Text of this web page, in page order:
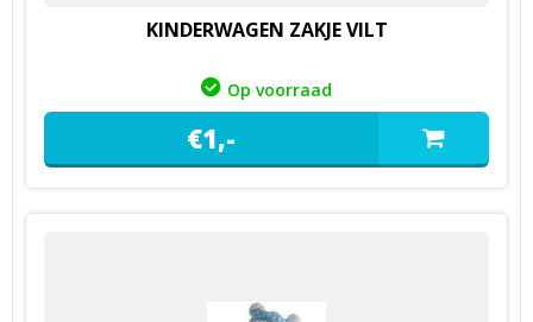
KINDERWAGEN ZAKJE VILT
Op voorraad
€1,-